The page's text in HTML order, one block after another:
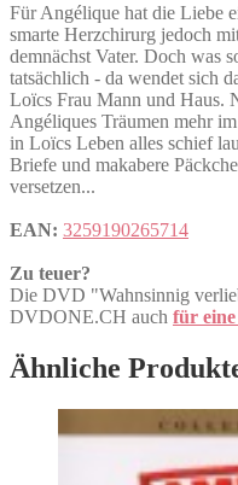
Für Angélique hat die Liebe
smarte Herzchirurg jedoch
demnächst Vater. Doch was
tatsächlich - da wendet sich
Loïcs Frau Mann und Haus.
Angéliques Träumen mehr
in Loïcs Leben alles schief
Briefe und makabere
versetzen...
EAN: 3259190265714
Zu teuer?
Die DVD "Wahnsinnig
DVDONE.CH auch für eine
Ähnliche